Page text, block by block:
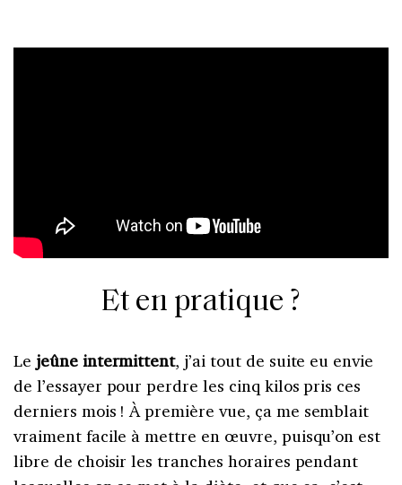
Et en pratique ?
Le jeûne intermittent, j’ai tout de suite eu envie
de l’essayer pour perdre les cinq kilos pris ces
derniers mois ! À première vue, ça me semblait
vraiment facile à mettre en œuvre, puisqu’on est
libre de choisir les tranches horaires pendant